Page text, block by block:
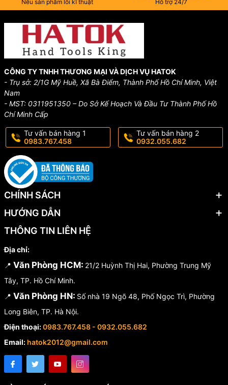
Nếu sản phẩm lỗi kĩ thuật Hỗ trợ 24/7
CÔNG TY TNHH THƯƠNG MẠI VÀ DỊCH VỤ HATOK
- Trụ sở: 2/1G Mỹ Huề, Xã Bà Điểm, Thành Phố Hồ Chí Minh, Việt
Nam
- MST: 0311951350 – Do Sở Kế Hoạch Và Đầu Tư Thành Phố Hồ
Chí Minh Cấp
Tư vấn bán hàng 1
0983.767.458
Tư vấn bán hàng 2
0932.055.682
CHÍNH SÁCH
HƯỚNG DẪN
THÔNG TIN LIÊN HỆ
Địa chỉ:
📍 Văn Phòng HCM: 21/2 Huỳnh Thị Hai, Phường Trung Mỹ
Tây, TP. Hồ Chí Minh.
📍 Văn Phòng HN: Số nhà 19 Ngõ 48, Phố Ngọc Trì, Phường
Long Biên, TP. Hà Nội.
Điện thoại:0983.767.458 - 0932.055.682
Email: hatok2012@gmail.com